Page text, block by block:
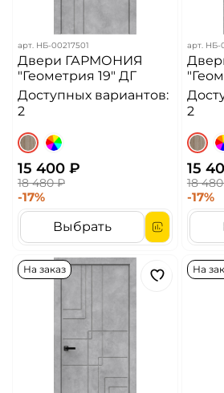
арт. НБ-00217501
Двери ГАРМОНИЯ
"Геометрия 19" ДГ
Доступных вариантов:
2
15 400 ₽
18 480 ₽
-17%
Выбрать
арт. НБ-
2
15
18
-17%
На заказ На